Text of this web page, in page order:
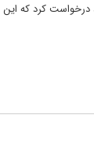
درخواست کرد که این